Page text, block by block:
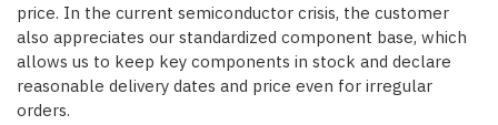
price. In the current semiconductor crisis, the customer
also appreciates our standardized component base, which
allows us to keep key components in stock and declare
reasonable delivery dates and price even for irregular
orders.